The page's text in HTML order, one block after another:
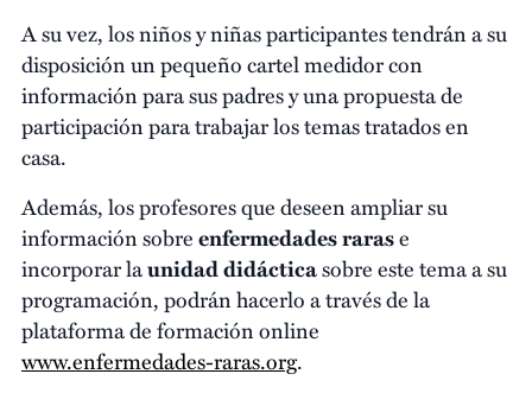
A su vez, los niños y niñas participantes tendrán a su
disposición un pequeño cartel medidor con
información para sus padres y una propuesta de
participación para trabajar los temas tratados en
casa.
Además, los profesores que deseen ampliar su
información sobreenfermedades rarase
incorporar launidad didácticasobre este tema a su
programación, podrán hacerlo a través de la
plataforma de formación online
www.enfermedades-raras.org.